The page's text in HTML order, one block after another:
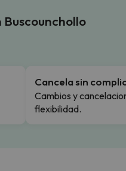
Cancela sin
Cambios y
flexibilidad.